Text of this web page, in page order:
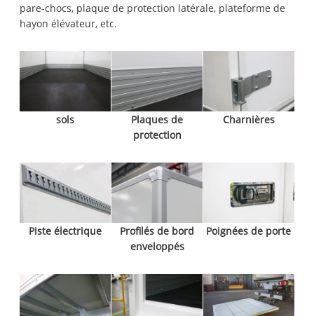
pare-chocs, plaque de protection latérale, plateforme de
hayon élévateur, etc.
sols
Plaques de
protection
Charnières
Piste électrique
Profilés de bord
enveloppés
Poignées de porte